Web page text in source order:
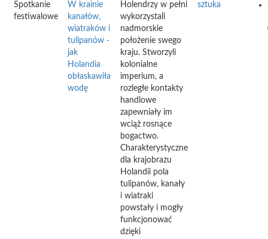
Spotkanie
festiwalowe
W krainie
kanałów,
wiatraków i
tulipanów -
jak
Holandia
obłaskawiła
wodę
Holendrzy w pełni
wykorzystali
nadmorskie
położenie swego
kraju. Stworzyli
kolonialne
imperium, a
rozległe kontakty
handlowe
zapewniały im
wciąż rosnące
bogactwo.
Charakterystyczne
dla krajobrazu
Holandii pola
tulipanów, kanały
i wiatraki
powstały i mogły
funkcjonować
dzięki
sztuka